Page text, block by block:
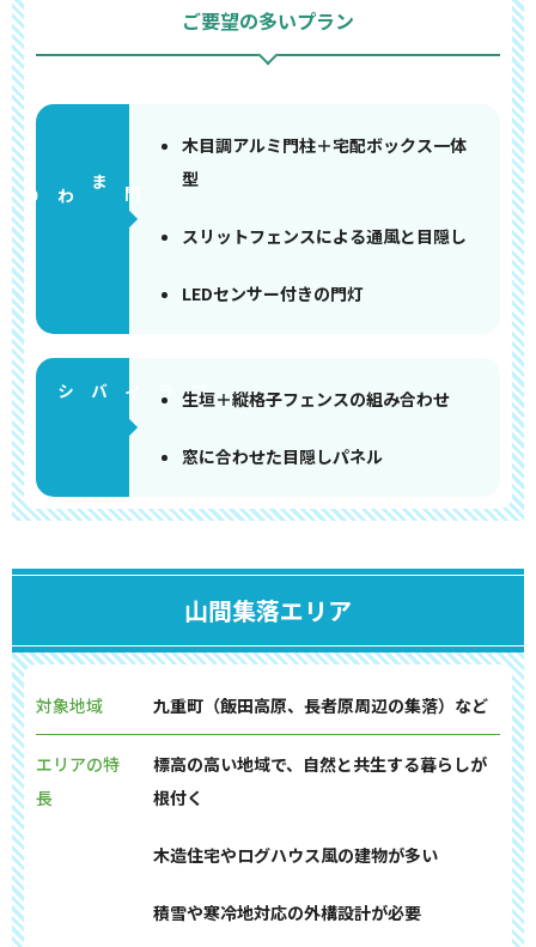
ご要望の多いプラン
門まわり
木目調アルミ門柱＋宅配ボックス一体
型
スリットフェンスによる通風と目隠し
LEDセンサー付きの門灯
生垣＋縦格子フェンスの組み合わせ
窓に合わせた目隠しパネル
山間集落エリア
対象地域 九重町（飯田高原、長者原周辺の集落）など
エリアの特
長
標高の高い地域で、自然と共生する暮らしが
根付く
木造住宅やログハウス風の建物が多い
積雪や寒冷地対応の外構設計が必要